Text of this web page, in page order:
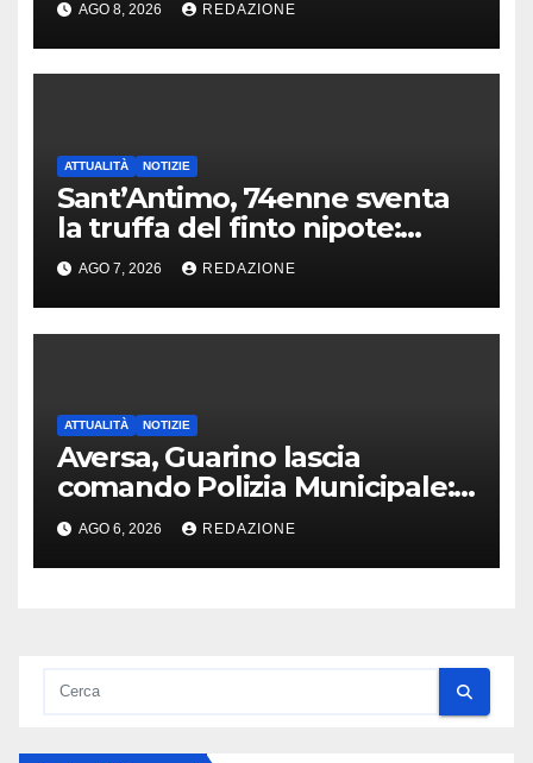
AGO 8, 2026 REDAZIONE
ATTUALITÀ NOTIZIE
Sant’Antimo, 74enne sventa
la truffa del finto nipote:
denunciato un 16enne
AGO 7, 2026 REDAZIONE
ATTUALITÀ NOTIZIE
Aversa, Guarino lascia
comando Polizia Municipale:
arriva Nacar
AGO 6, 2026 REDAZIONE